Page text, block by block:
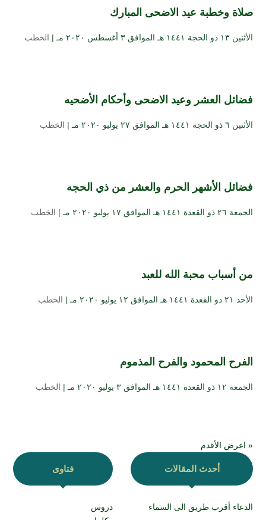
صلاة وخطبة عيد الاضحى المبارك
الأثنين ۱۳ ذو الحجة ۱٤٤۱ هـ الموافق ۳ أغسطس ۲۰۲۰ مـ | الخطب
فضائل العشر وعيد الاضحى وأحكام الأضحيه
الأثنين ٦ ذو الحجة ۱٤٤۱ هـ الموافق ۲۷ يوليو ۲۰۲۰ مـ | الخطب
فضائل الأشهر الحرم والعشر من ذي الحجه
الجمعة ۲٦ ذو القعدة ۱٤٤۱ هـ الموافق ۱۷ يوليو ۲۰۲۰ مـ | الخطب
من أسباب محبة الله للعبد
الأحد ۲۱ ذو القعدة ۱٤٤۱ هـ الموافق ۱۲ يوليو ۲۰۲۰ مـ | الخطب
الفرح المحمود والفرح المذموم
الجمعة ۱۲ ذو القعدة ۱٤٤۱ هـ الموافق ۳ يوليو ۲۰۲۰ مـ | الخطب
« اعرض الأقدم
أحدث المقالات
الدعاء أقرب طريق الى السماء
فتاوى
دروس